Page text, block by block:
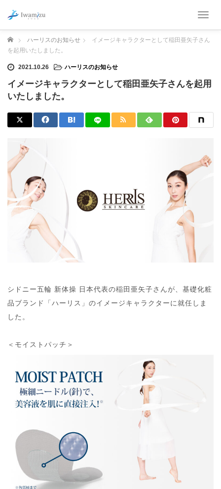
T
a
g
a
o
n
ホーム ハーリスのお知らせ
イメージキャラクターとして稲田亜矢子さん
を起用いたしました。
2021.10.26 ハーリスのお知らせ
イメージキャラクターとして稲田亜矢子さんを起用
いたしました。
シドニー五輪 新体操 日本代表の稲田亜矢子さんが、基礎化粧
品ブランド「ハーリス」のイメージキャラクターに就任しま
した。
＜モイストパッチ＞